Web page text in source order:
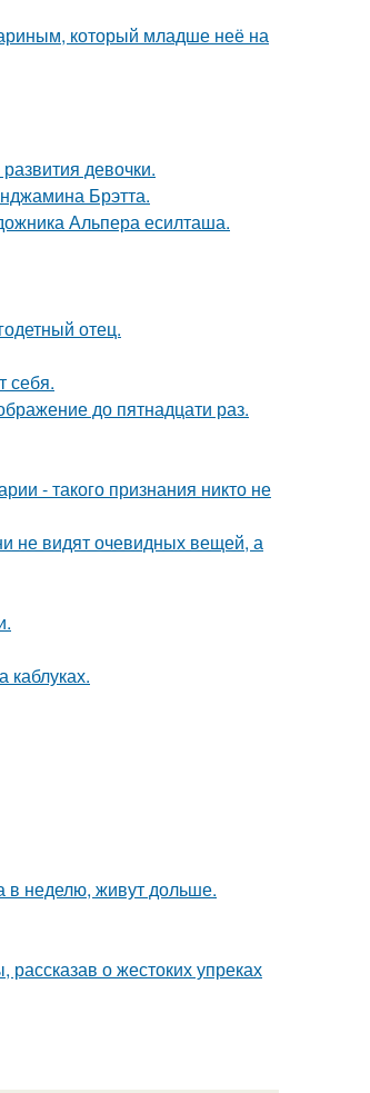
который младше неё на
девочки.
Брэтта.
Альпера есилташа.
отец.
себя.
до пятнадцати раз.
- такого признания никто не
не видят очевидных вещей, а
каблуках.
в неделю, живут дольше.
о жестоких упреках